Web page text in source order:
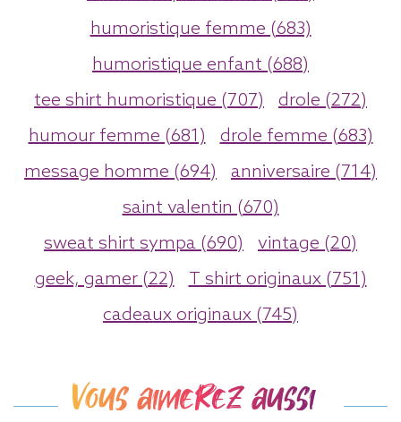
humoristique femme (683)
humoristique enfant (688)
tee shirt humoristique (707)
drole (272)
humour femme (681)
drole femme (683)
message homme (694)
anniversaire (714)
saint valentin (670)
sweat shirt sympa (690)
vintage (20)
geek, gamer (22)
T shirt originaux (751)
cadeaux originaux (745)
Vous aimerez aussi